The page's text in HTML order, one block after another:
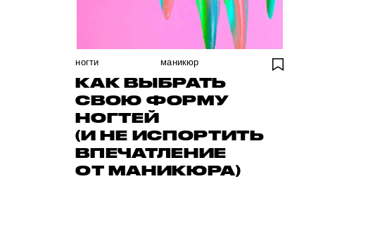
ногти маникюр
КАК ВЫБРАТЬ
СВОЮ ФОРМУ
НОГТЕЙ
(И НЕ ИСПОРТИТЬ
ВПЕЧАТЛЕНИЕ
ОТ МАНИКЮРА)